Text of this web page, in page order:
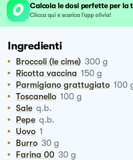
Calcola le dosi perfette per la
Clicca qui e scarica l’app olivia!
Ingredienti
Broccoli (le cime) 300 g
Ricotta vaccina 150 g
Parmigiano grattugiato 100
Toscanello 100 g
Sale q.b.
Pepe q.b.
Uovo 1
Burro 30 g
Farina 00 30 g